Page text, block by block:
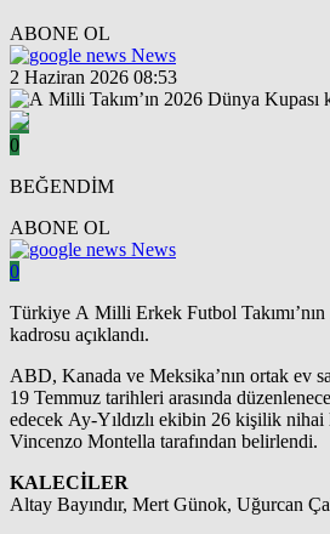
ABONE OL
News
2 Haziran 2026 08:53
0
BEĞENDİM
ABONE OL
News
0
Türkiye A Milli Erkek Futbol
kadrosu açıklandı.
ABD, Kanada ve Meksika’nın ortak ev
19 Temmuz tarihleri arasında
edecek Ay-Yıldızlı ekibin 26 kişilik
Vincenzo Montella tarafından belirlendi.
KALECİLER
Altay Bayındır, Mert Günok, Uğurcan